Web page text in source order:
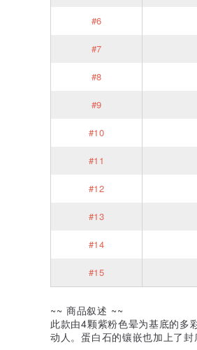
#6
#7
#8
#9
#10
#11
#12
#13
#14
#15
~~ 商品叙述 ~~
此款由4颗紫粉色晕为基底的多
动人。蛋白石的镶嵌也加上了